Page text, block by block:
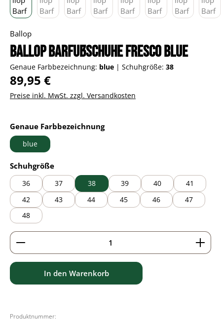
Ballop
Ballop Barfußschuhe Fresco blue
Genaue Farbbezeichnung: blue | Schuhgröße: 38
Regulärer Preis:
89,95 €
Preise inkl. MwSt. zzgl. Versandkosten
Genaue Farbbezeichnungauswählen
blue
Schuhgrößeauswählen
36 37 38 39 40
41
42
43 44 45 46
47
48
Produkt Anzahl: Gib den gewünschten Wert ein
In den Warenkorb
Produktnummer: